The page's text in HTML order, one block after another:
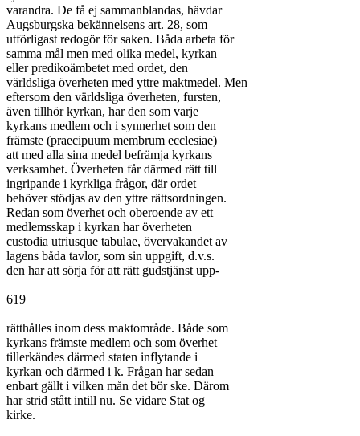
varandra. De få ej sammanblandas, hävdar
Augsburgska bekännelsens art. 28, som
utförligast redogör för saken. Båda arbeta för
samma mål men med olika medel, kyrkan
eller predikoämbetet med ordet, den
världsliga överheten med yttre maktmedel. Men
eftersom den världsliga överheten, fursten,
även tillhör kyrkan, har den som varje
kyrkans medlem och i synnerhet som den
främste (praecipuum membrum ecclesiae)
att med alla sina medel befrämja kyrkans
verksamhet. Överheten får därmed rätt till
ingripande i kyrkliga frågor, där ordet
behöver stödjas av den yttre rättsordningen.
Redan som överhet och oberoende av ett
medlemsskap i kyrkan har överheten
custodia utriusque tabulae, övervakandet av
lagens båda tavlor, som sin uppgift, d.v.s.
den har att sörja för att rätt gudstjänst upp-
619
rätthålles inom dess maktområde. Både som
kyrkans främste medlem och som överhet
tillerkändes därmed staten inflytande i
kyrkan och därmed i k. Frågan har sedan
enbart gällt i vilken mån det bör ske. Därom
har strid stått intill nu. Se vidare Stat og
kirke.